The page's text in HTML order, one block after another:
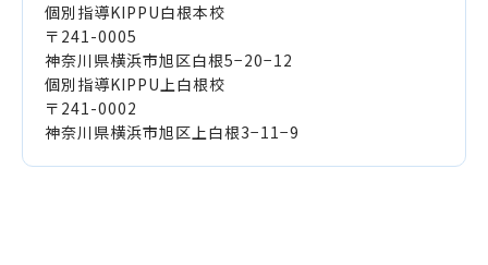
個別指導KIPPU白根本校
〒241-0005
神奈川県横浜市旭区白根5−20−12
個別指導KIPPU上白根校
〒241-0002
神奈川県横浜市旭区上白根3−11−9